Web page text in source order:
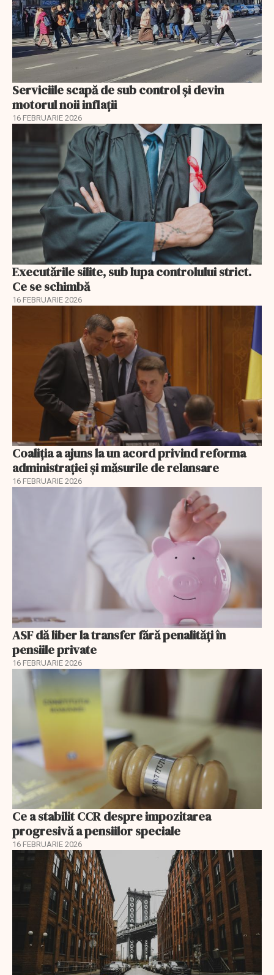
Serviciile scapă de sub control și devin
motorul noii inflații
16 FEBRUARIE 2026
Executările silite, sub lupa controlului strict.
Ce se schimbă
16 FEBRUARIE 2026
Coaliția a ajuns la un acord privind reforma
administrației și măsurile de relansare
16 FEBRUARIE 2026
ASF dă liber la transfer fără penalități în
pensiile private
16 FEBRUARIE 2026
Ce a stabilit CCR despre impozitarea
progresivă a pensiilor speciale
16 FEBRUARIE 2026